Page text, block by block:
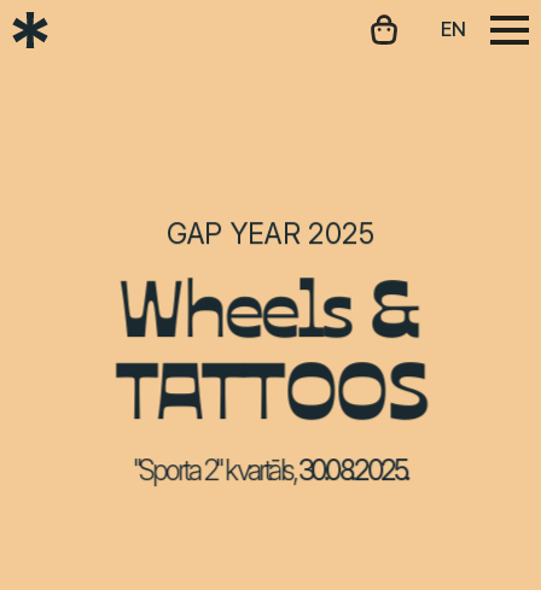
EN
GAP YEAR 2025
Wheels &
TATTOOS
"Sporta 2" kvartāls,30.08.2025.